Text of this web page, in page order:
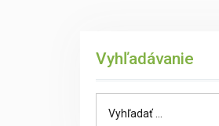
Vyhľadávanie